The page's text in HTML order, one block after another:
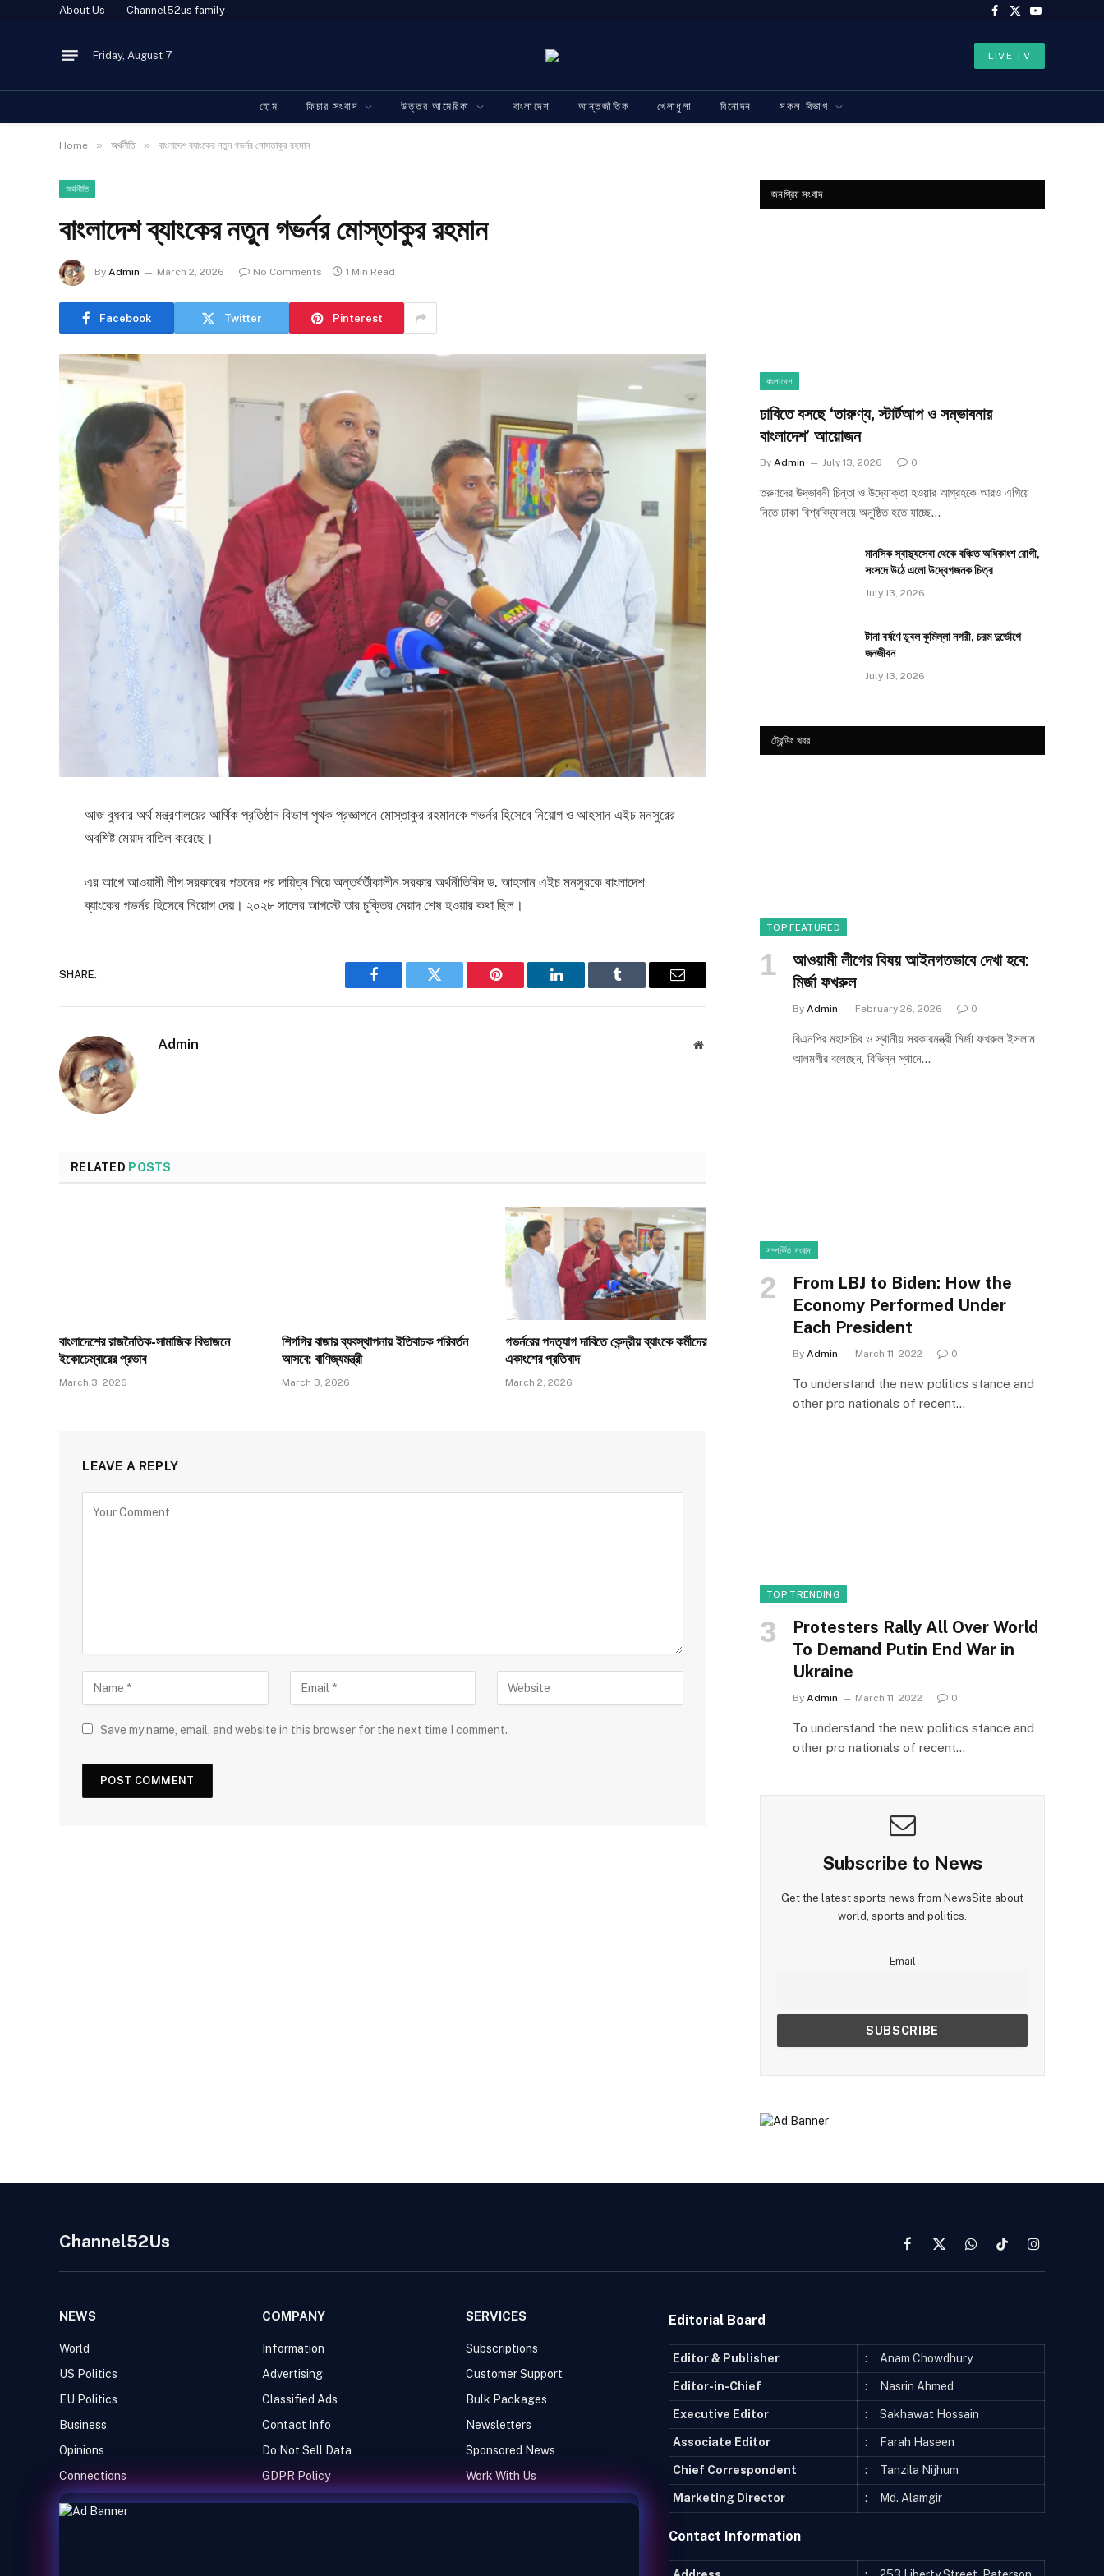
About Us Channel52us family
Facebook
X
YouTube
Friday, August 7 LIVE TV
হোম ফিচার সংবাদ উত্তর আমেরিকা বাংলাদেশ আন্তর্জাতিক খেলাধুলা বিনোদন সকল বিভাগ
Home » অর্থনীতি » বাংলাদেশ ব্যাংকের নতুন গভর্নর মোস্তাকুর রহমান
অর্থনীতি
বাংলাদেশ ব্যাংকের নতুন গভর্নর মোস্তাকুর রহমান
By Admin March 2, 2026 No Comments 1 Min Read
Facebook Twitter Pinterest
আজ বুধবার অর্থ মন্ত্রণালয়ের আর্থিক প্রতিষ্ঠান বিভাগ পৃথক প্রজ্ঞাপনে মোস্তাকুর রহমানকে গভর্নর হিসেবে নিয়োগ ও আহসান এইচ মনসুরের
অবশিষ্ট মেয়াদ বাতিল করেছে।
এর আগে আওয়ামী লীগ সরকারের পতনের পর দায়িত্ব নিয়ে অন্তর্বর্তীকালীন সরকার অর্থনীতিবিদ ড. আহসান এইচ মনসুরকে বাংলাদেশ
ব্যাংকের গভর্নর হিসেবে নিয়োগ দেয়। ২০২৮ সালের আগস্টে তার চুক্তির মেয়াদ শেষ হওয়ার কথা ছিল।
SHARE.
Facebook Twitter Pinterest LinkedIn Tumblr Email
Admin Website
RELATED POSTS
বাংলাদেশের রাজনৈতিক-সামাজিক বিভাজনে
ইকোচেম্বারের প্রভাব
March 3, 2026
শিগগির বাজার ব্যবস্থাপনায় ইতিবাচক পরিবর্তন
আসবে: বাণিজ্যমন্ত্রী
March 3, 2026
গভর্নরের পদত্যাগ দাবিতে কেন্দ্রীয় ব্যাংকে কর্মীদের
একাংশের প্রতিবাদ
March 2, 2026
LEAVE A REPLY
Save my name, email, and website in this browser for the next time I comment.
জনপ্রিয় সংবাদ
বাংলাদেশ
ঢাবিতে বসছে ‘তারুণ্য, স্টার্টআপ ও সম্ভাবনার
বাংলাদেশ’ আয়োজন
By Admin July 13, 2026 0
তরুণদের উদ্ভাবনী চিন্তা ও উদ্যোক্তা হওয়ার আগ্রহকে আরও এগিয়ে
নিতে ঢাকা বিশ্ববিদ্যালয়ে অনুষ্ঠিত হতে যাচ্ছে…
মানসিক স্বাস্থ্যসেবা থেকে বঞ্চিত অধিকাংশ রোগী,
সংসদে উঠে এলো উদ্বেগজনক চিত্র
July 13, 2026
টানা বর্ষণে ডুবল কুমিল্লা নগরী, চরম দুর্ভোগে
জনজীবন
July 13, 2026
ট্রেন্ডিং খবর
TOP FEATURED
আওয়ামী লীগের বিষয় আইনগতভাবে দেখা হবে:
মির্জা ফখরুল
By Admin February 26, 2026 0
বিএনপির মহাসচিব ও স্থানীয় সরকারমন্ত্রী মির্জা ফখরুল ইসলাম
আলমগীর বলেছেন, বিভিন্ন স্থানে…
সম্পর্কিত সংবাদ
From LBJ to Biden: How the
Economy Performed Under
Each President
By Admin March 11, 2022 0
To understand the new politics stance and
other pro nationals of recent…
TOP TRENDING
Protesters Rally All Over World
To Demand Putin End War in
Ukraine
By Admin March 11, 2022 0
To understand the new politics stance and
other pro nationals of recent…
Subscribe to News
Get the latest sports news from NewsSite about
world, sports and politics.
Email
Channel52Us Facebook
X
WhatsAppTikTokInstagram
NEWS
World
US Politics
EU Politics
Business
Opinions
Connections
COMPANY
Information
Advertising
Classified Ads
Contact Info
Do Not Sell Data
GDPR Policy
SERVICES
Subscriptions
Customer Support
Bulk Packages
Newsletters
Sponsored News
Work With Us
Editorial Board
Editor & Publisher : Anam Chowdhury
Editor-in-Chief : Nasrin Ahmed
Executive Editor : Sakhawat Hossain
Associate Editor : Farah Haseen
Chief Correspondent : Tanzila Nijhum
Marketing Director : Md. Alamgir
Contact Information